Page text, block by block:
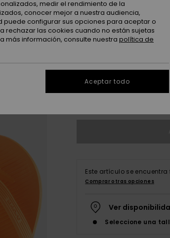
46
Este artículo se encuentra
Comprar otras opciones
Ver
Seleccione una
medir el rendimiento de la
conocer mejor a nuestra audiencia,
puede configurar sus opciones para aceptar o
rechazar las cookies cuando no están sujetas
más información, consulte nuestra política de
Aceptar todo